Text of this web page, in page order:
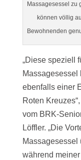
Massagesessel zu
können völlig
Bewohnenden
„Diese speziell
Massagesessel
ebenfalls einer
Roten
vom BRK-
Löffler. „Die
Massagesessel
während